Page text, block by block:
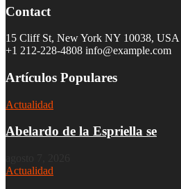
Contact
15 Cliff St, New York NY 10038, USA
+1 212-228-4808 info@example.com
Artículos Populares
Actualidad
Abelardo de la Espriella se
Actualidad